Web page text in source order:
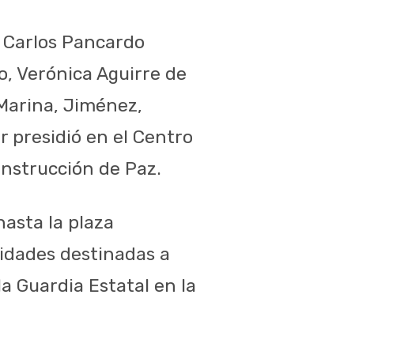
Pancardo
Verónica Aguirre de
Jiménez,
presidió en el Centro
de Paz.
la plaza
destinadas a
Guardia Estatal en la